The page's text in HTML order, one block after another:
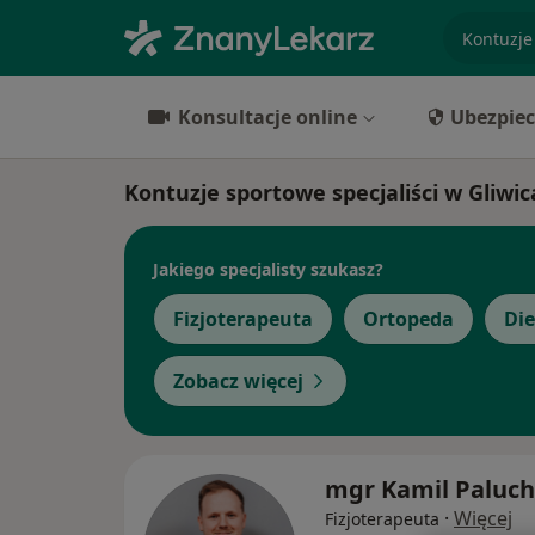
Konsultacje online
Kontuzje sportowe specjaliści w
Jakiego specjalisty szukasz?
Fizjoterapeuta Ortopeda
Zobacz więcej
mgr Kamil Paluch
Fizjoterapeuta · Więcej